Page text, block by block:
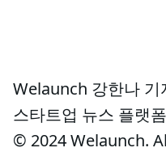
Welaunch 강한나 기
스타트업 뉴스 플랫
© 2024 Welaunch.